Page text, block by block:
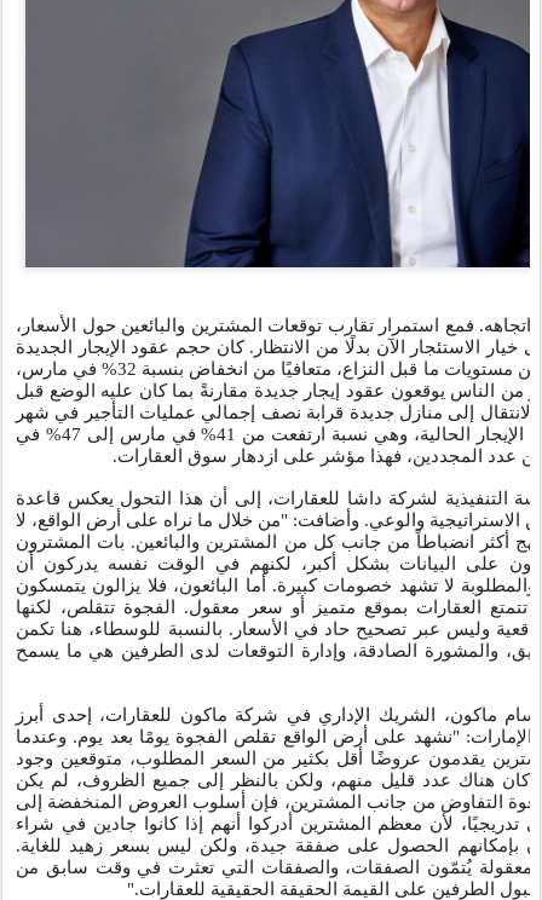
اتجاهه. فمع استمرار تقارب توقعات المشترين والبائعين حول الأسعار،
الاستئجار الآن بدلًا من الانتظار. كان حجم عقود الإيجار الجديدة
في مايو أقل بنسبة 20% فقط من مستويات ما قبل النزاع، متعافيًا من انخفاض بنسبة 32% في مارس،
من الناس يوقعون عقود إيجار جديدة مقارنةً بما كان عليه الوضع قبل
إلى منازل جديدة قرابة نصف إجمالي عمليات التأجير في شهر
مايو، بدلاً من مجرد تجديد عقود الإيجار الحالية، وهي نسبة ارتفعت من 41% في مارس إلى 47% في
عدد المجددين، فهذا مؤشر على ازدهار سوق العقارات.
التنفيذية لشركة داشا للعقارات، إلى أن هذا التحول يعكس قاعدة
الاستراتيجية والوعي. وأضافت: "من خلال ما نراه على أرض الواقع، لا
أكثر انضباطاً من جانب كل من المشترين والبائعين. بات المشترون
على البيانات بشكل أكبر، لكنهم في الوقت نفسه يدركون أن
لا تشهد خصومات كبيرة. أما البائعون، فلا يزالون يتمسكون
تتمتع العقارات بموقع متميز أو سعر معقول. الفجوة تتقلص، لكنها
وليس عبر تصحيح حاد في الأسعار. بالنسبة للوسطاء، هنا تكمن
والمشورة الصادقة، وإدارة التوقعات لدى الطرفين هي ما يسمح
سام ماكون، الشريك الإداري في شركة ماكون للعقارات، إحدى أبرز
"نشهد على أرض الواقع تقلص الفجوة يومًا بعد يوم. وعندما
يقدمون عروضًا أقل بكثير من السعر المطلوب، متوقعين وجود
كان هناك عدد قليل منهم، ولكن بالنظر إلى جميع الظروف، لم يكن
قوة التفاوض من جانب المشترين، فإن أسلوب العروض المنخفضة إلى
تدريجيًا، لأن معظم المشترين أدركوا أنهم إذا كانوا جادين في شراء
بإمكانهم الحصول على صفقة جيدة، ولكن ليس بسعر زهيد للغاية.
معقولة يُتمّون الصفقات، والصفقات التي تعثرت في وقت سابق من
الطرفين على القيمة الحقيقة الحقيقية للعقارات."